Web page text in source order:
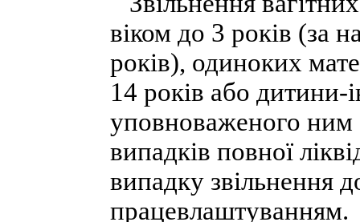
віком до 3 років (за
років), одиноких
14 років або дитини-
уповноваженого ним
випадків повної
випадку звільнення
працевлаштуванням.